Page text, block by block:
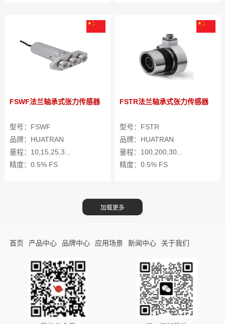
FSWF法兰轴承式张力传感器
型号：FSWF
品牌：HUATRAN
量程：10,15,25,3...
精度：0.5% FS
FSTR法兰轴承式张力传感器
型号：FSTR
品牌：HUATRAN
量程：100,200,30...
精度：0.5% FS
首页 产品中心 品牌中心 应用场景 新闻中心 关于我们